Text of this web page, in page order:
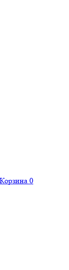
Корзина 0